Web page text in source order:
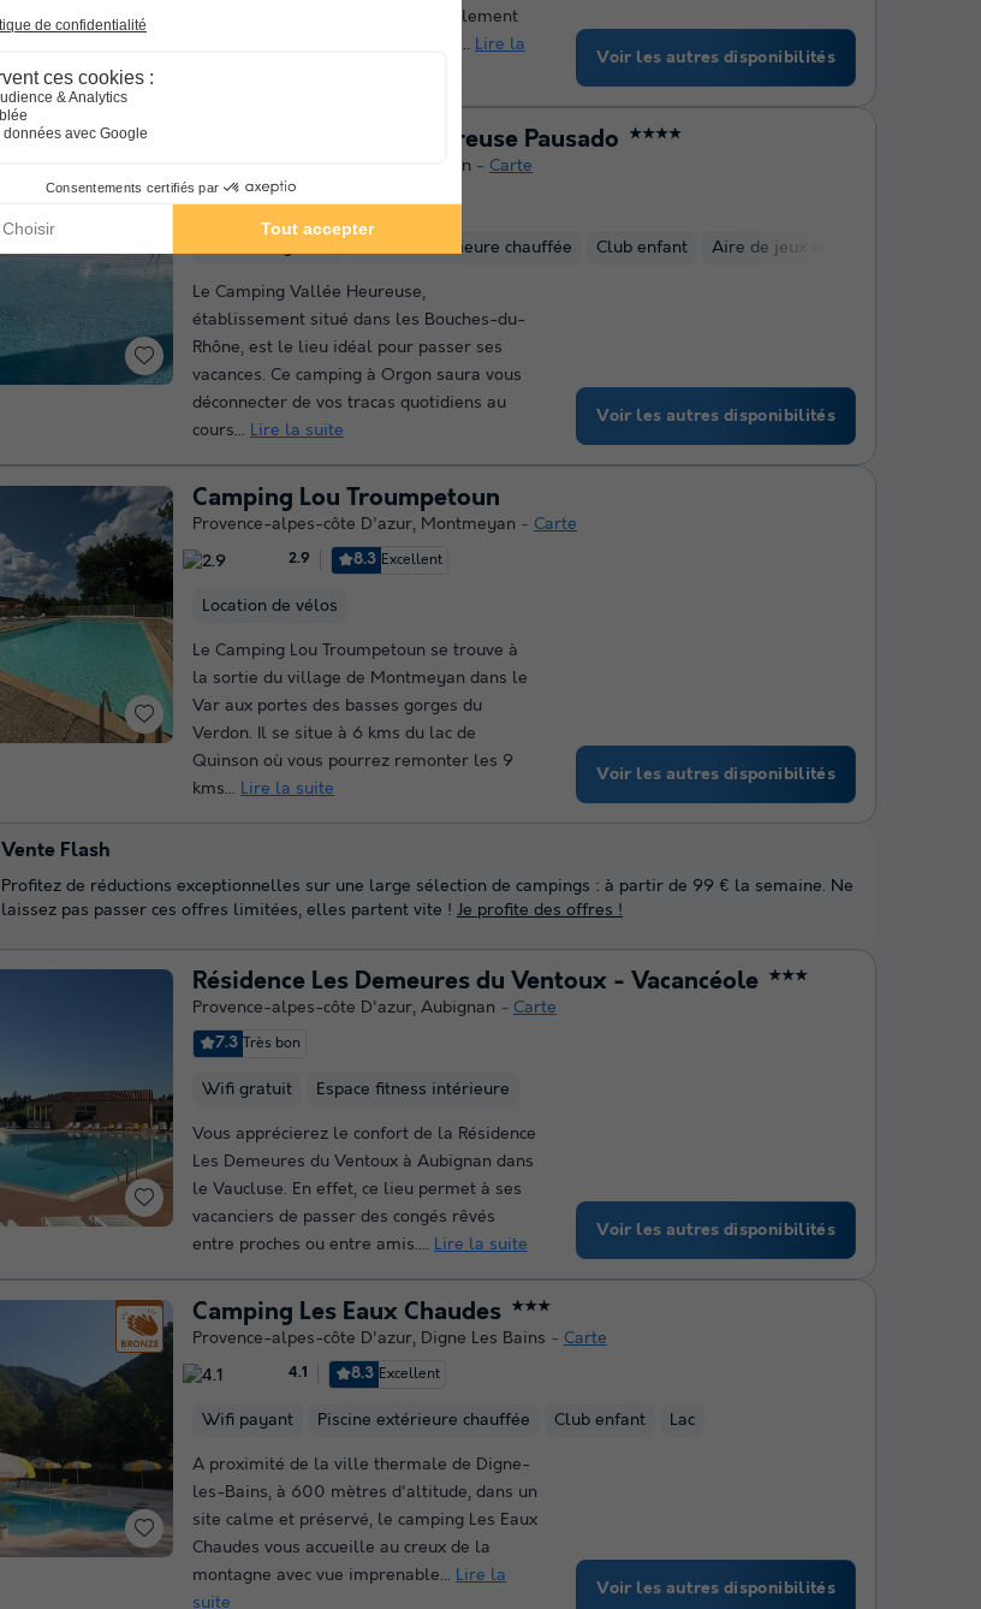
dans le Var. Vous ne serez véritablement
pas déçu par ce camping 5 étoiles... Lire la
Voir les autres disponibilités
Camping La Vallée Heureuse Pausado ★★★★
Orgon Carte
4.2 8.5 Excellent
Piscine extérieure chauffée Club enfant Aire de jeux aquatique
Le Camping Vallée Heureuse,
établissement situé dans les Bouches-du-
Rhône, est le lieu idéal pour passer ses
vacances. Ce camping à Orgon saura vous
déconnecter de vos tracas quotidiens au
cours... Lire la suite
Voir les autres disponibilités
Camping Lou Troumpetoun
Provence-alpes-côte D'azur, Montmeyan Carte
2.9 8.3 Excellent
Location de vélos
Le Camping Lou Troumpetoun se trouve à
la sortie du village de Montmeyan dans le
Var aux portes des basses gorges du
Verdon. Il se situe à 6 kms du lac de
Quinson où vous pourrez remonter les 9
kms... Lire la suite
Voir les autres disponibilités
Résidence Les Demeures du Ventoux - Vacancéole ★★★
Provence-alpes-côte D'azur, Aubignan
Carte
7.3 Très bon
Wifi gratuit Espace fitness intérieure
Vous apprécierez le confort de la Résidence
Les Demeures du Ventoux à Aubignan dans
le Vaucluse. En effet, ce lieu permet à ses
vacanciers de passer des congés rêvés
entre proches ou entre amis.... Lire la suite
Voir les autres disponibilités
Camping Les Eaux Chaudes ★★★
Provence-alpes-côte D'azur, Digne Les Bains Carte
4.1 8.3 Excellent
Wifi payant Piscine extérieure chauffée Club enfant Lac
A proximité de la ville thermale de Digne-
les-Bains, à 600 mètres d'altitude, dans un
site calme et préservé, le camping Les Eaux
Chaudes vous accueille au creux de la
montagne avec vue imprenable... Lire la
suite
Voir les autres disponibilités
Vente Flash
Profitez de réductions exceptionnelles sur une large sélection de campings : à partir de 99 € la semaine. Ne
laissez pas passer ces offres limitées, elles partent vite ! Je profite des offres !